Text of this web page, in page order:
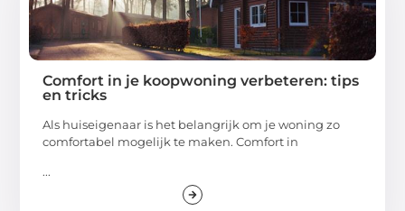
Comfort in je koopwoning verbeteren: tips
en tricks
Als huiseigenaar is het belangrijk om je woning zo
comfortabel mogelijk te maken. Comfort in
...